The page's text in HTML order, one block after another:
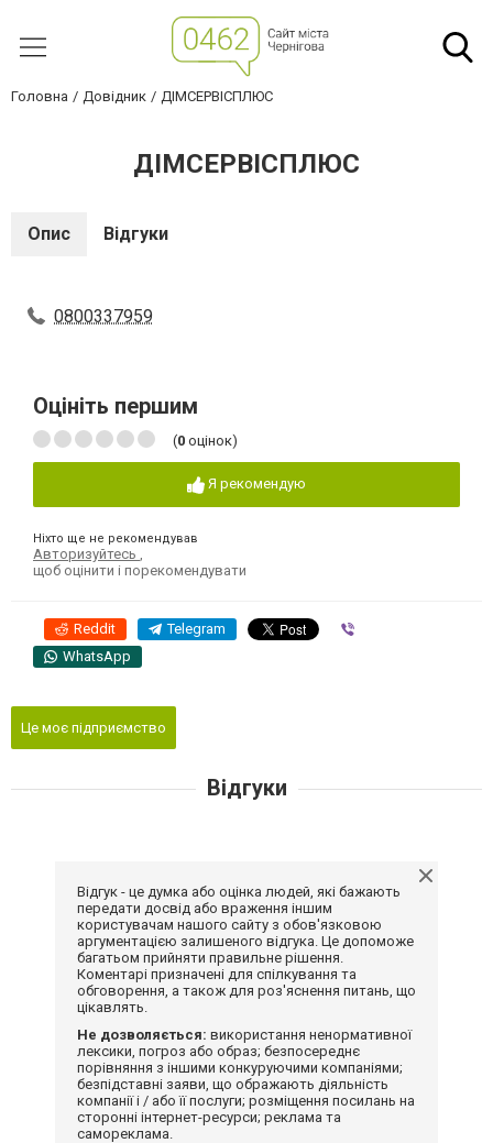
Головна Довідник ДІМСЕРВІСПЛЮС
ДІМСЕРВІСПЛЮС
Опис Відгуки
0800337959
Оцініть першим
(0 оцінок)
Я рекомендую
Ніхто ще не рекомендував
Авторизуйтесь
щоб оцінити і порекомендувати
Reddit Telegram
WhatsApp
Це моє підприємство
Відгуки
Відгук - це думка або оцінка людей, які бажають
передати досвід або враження іншим
користувачам нашого сайту з обов'язковою
аргументацією залишеного відгука. Це допоможе
багатьом прийняти правильне рішення.
Коментарі призначені для спілкування та
обговорення, а також для роз'яснення питань, що
цікавлять.
Не дозволяється: використання ненормативної
лексики, погроз або образ; безпосереднє
порівняння з іншими конкуруючими компаніями;
безпідставні заяви, що ображають діяльність
компанії і / або її послуги; розміщення посилань на
сторонні інтернет-ресурси; реклама та
самореклама.